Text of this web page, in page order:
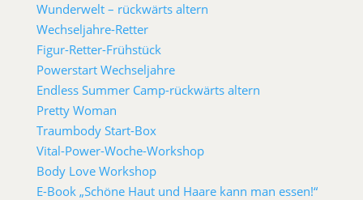
Wunderwelt – rückwärts altern
Wechseljahre-Retter
Figur-Retter-Frühstück
Powerstart Wechseljahre
Endless Summer Camp-rückwärts altern
Pretty Woman
Traumbody Start-Box
Vital-Power-Woche-Workshop
Body Love Workshop
E-Book „Schöne Haut und Haare kann man essen!“